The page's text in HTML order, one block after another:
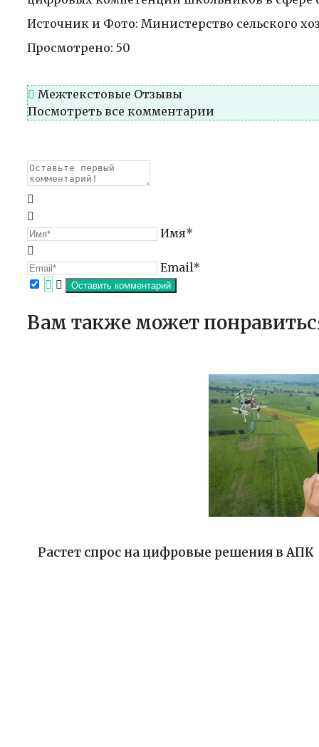
Источник и Фото: Министерство сельского
Просмотрено: 50
Межтекстовые Отзывы
Посмотреть все комментарии
Имя*
Email*
Вам также может
Растет спрос на цифровые решения в АПК